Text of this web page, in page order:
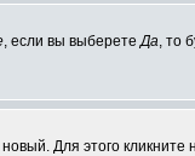
, если вы выберетеДа, то
Для этого кликните